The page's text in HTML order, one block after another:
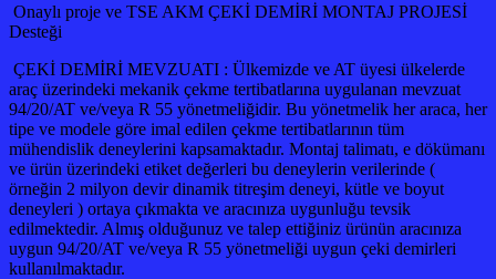
Onaylı proje ve TSE AKM ÇEKİ DEMİRİ MONTAJ PROJESİ
Desteği
ÇEKİ DEMİRİ MEVZUATI : Ülkemizde ve AT üyesi ülkelerde
araç üzerindeki mekanik çekme tertibatlarına uygulanan mevzuat
94/20/AT ve/veya R 55 yönetmeliğidir. Bu yönetmelik her araca, her
tipe ve modele göre imal edilen çekme tertibatlarının tüm
mühendislik deneylerini kapsamaktadır. Montaj talimatı, e dökümanı
ve ürün üzerindeki etiket değerleri bu deneylerin verilerinde (
örneğin 2 milyon devir dinamik titreşim deneyi, kütle ve boyut
deneyleri ) ortaya çıkmakta ve aracınıza uygunluğu tevsik
edilmektedir. Almış olduğunuz ve talep ettiğiniz ürünün aracınıza
uygun 94/20/AT ve/veya R 55 yönetmeliği uygun çeki demirleri
kullanılmaktadır.